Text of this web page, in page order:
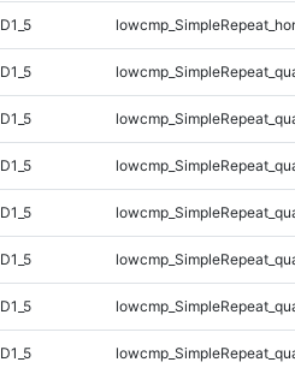
D1_5
D1_5
D1_5
D1_5
D1_5
D1_5
D1_5
D1_5